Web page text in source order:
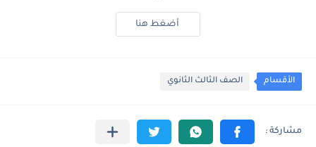
أضغط هنا
الأقسام الصف الثالث الثانوي